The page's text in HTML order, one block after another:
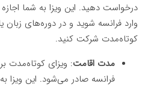
درخواست دهید. این ویزا به شما
وارد فرانسه شوید و در دوره‌های زبان
کوتاه‌مدت شرکت کنید.
مدت اقامت: ویزای کوتاه‌مدت
فرانسه صادر می‌شود. این ویزا